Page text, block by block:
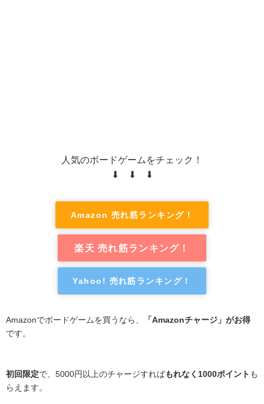
人気のボードゲームをチェック！
⬇ ⬇ ⬇
Amazon 売れ筋ランキング！
楽天 売れ筋ランキング！
Yahoo! 売れ筋ランキング！
Amazonでボードゲームを買うなら、
「Amazonチャージ」がお得
です。
初回限定で、5000円以上のチャージすればもれなく1000ポイント も
らえます。